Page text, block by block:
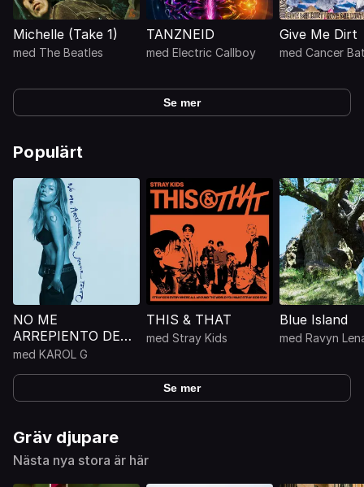
Michelle (Take 1)
med The Beatles
TANZNEID
med Electric Callboy
Give Me Dirt
med Cancer
Se mer
Populärt
NO ME
ARREPIENTO DE
SENTIR TANTO
med KAROL G
THIS & THAT
med Stray Kids
Blue Island
med Ravyn
Se mer
Gräv djupare
Nästa nya stora är här